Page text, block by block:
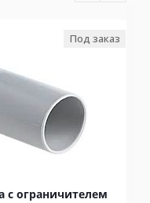
с ограничителем
Под заказ